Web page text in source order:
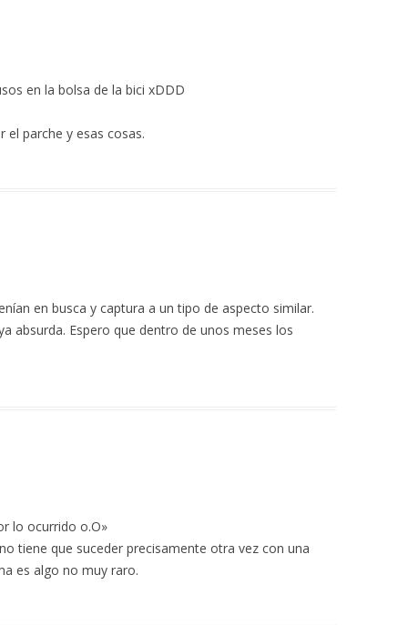
en la bolsa de la bici xDDD
parche y esas cosas.
en busca y captura a un tipo de aspecto similar.
absurda. Espero que dentro de unos meses los
lo ocurrido o.O»
tiene que suceder precisamente otra vez con una
es algo no muy raro.